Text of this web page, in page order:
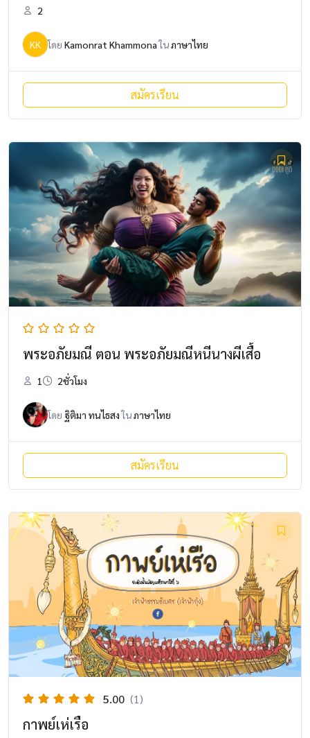
2
KK โดย Kamonrat Khammonaในภาษาไทย
สมัครเรียน
พระอภัยมณี ตอน พระอภัยมณีหนีนางผีเสื้อ
1 2ชั่วโมง
โดย ฐิติมา ทนไธสงในภาษาไทย
สมัครเรียน
5.00 (1)
กาพย์เห่เรือ